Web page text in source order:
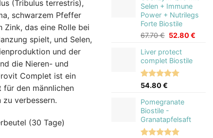
(Tribulus terrestris),
schwarzem Pfeffer
Zink, das eine Rolle bei
spielt, und Selen,
und der
die Nieren- und
Complet ist ein
für den männlichen
zu verbessern.
(30 Tage)
basierend
auf
Kundenbewertungen
Selen + Immune
Power + Nutrilegs
Forte Biostile
67.70€
war:
67.70 €
52.80€
Liver protect
complet Biostile
Bewertet
von 5,
basierend
auf
9
Kundenbewertungen
54.80€
Pomegranate
Biostile -
Granatapfelsaft